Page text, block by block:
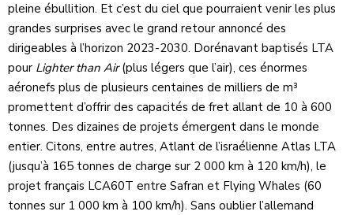
pleine ébullition. Et c’est du ciel que pourraient venir les plus
grandes surprises avec le grand retour annoncé des
dirigeables à l’horizon 2023-2030. Dorénavant baptisés LTA
pour Lighter than Air(plus légers que l’air), ces énormes
aéronefs plus de plusieurs centaines de milliers de m³
promettent d’offrir des capacités de fret allant de 10 à 600
tonnes. Des dizaines de projets émergent dans le monde
entier. Citons, entre autres, Atlant de l’israélienne Atlas LTA
(jusqu’à 165 tonnes de charge sur 2 000 km à 120 km/h), le
projet français LCA60T entre Safran et Flying Whales (60
tonnes sur 1 000 km à 100 km/h). Sans oublier l’allemand